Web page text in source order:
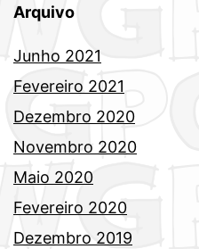
Arquivo
Junho 2021
Fevereiro 2021
Dezembro 2020
Novembro 2020
Maio 2020
Fevereiro 2020
Dezembro 2019